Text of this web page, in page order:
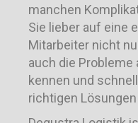
manchen
Sie lieber auf eine
Mitarbeiter nicht
auch die
kennen und
richtigen